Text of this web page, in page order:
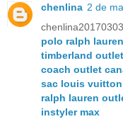
chenlina 2 de
chenlina20170303
polo ralph lauren
timberland outlet
coach outlet
sac louis vuitton
ralph lauren
instyler max